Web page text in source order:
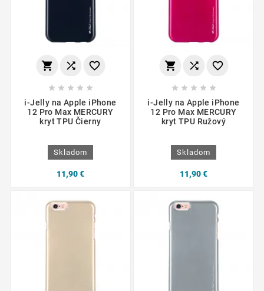
  
    
i-Jelly na Apple iPhone
12 Pro Max MERCURY
kryt TPU Čierny
Skladom
11,90 €
  
    
i-Jelly na Apple iPhone
12 Pro Max MERCURY
kryt TPU Ružový
Skladom
11,90 €